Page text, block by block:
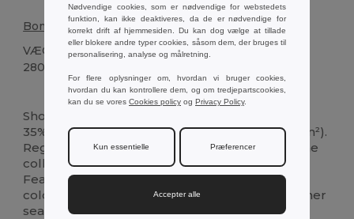
Bomuld ogpolyester
VÆGT
280 g.
Høj lagerbeholdning
Short sleeve polo shirt for men in piqué
35% carded cottonand65%polyester(200 g/m²).
Regular cut polo with rib collarandsleeves, the
collar being reinforced with piqué knit ribbon.
Features a reinforced collar with 3 matching
colour buttons (extra button inserted in the inner
seam). Piece cut
Nødvendige cookies, som er nødvendige for webstedets
funktion, kan ikke deaktiveres, da de er nødvendige for
korrekt drift af hjemmesiden. Du kan dog vælge at tillade
eller blokere andre typer cookies, såsom dem, der bruges til
personalisering, analyse og målretning.
For flere oplysninger om, hvordan vi bruger cookies,
hvordan du kan kontrollere dem, og om tredjepartscookies,
kan du se vores Cookies policy og Privacy Policy.
Kun essentielle Præferencer
Accepter alle